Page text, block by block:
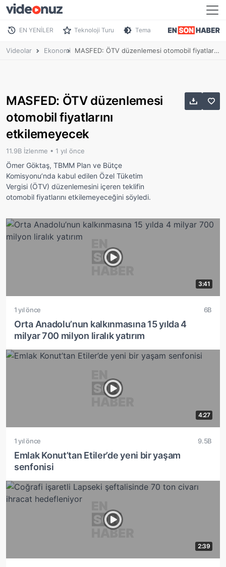
EN YENİLER Teknoloji Turu Tema
Videolar Ekonomi MASFED: ÖTV düzenlemesi otomobil fiyatlarını etkilemeyecek
MASFED: ÖTV düzenlemesi
otomobil fiyatlarını
etkilemeyecek
11.9B İzlenme • 1 yıl önce
Ömer Göktaş, TBMM Plan ve Bütçe
Komisyonu’nda kabul edilen Özel Tüketim
Vergisi (ÖTV) düzenlemesini içeren teklifin
otomobil fiyatlarını etkilemeyeceğini söyledi.
3:41
1 yıl önce 6B
Orta Anadolu’nun kalkınmasına 15 yılda 4
milyar 700 milyon liralık yatırım
4:27
1 yıl önce 9.5B
Emlak Konut’tan Etiler’de yeni bir yaşam
senfonisi
2:39